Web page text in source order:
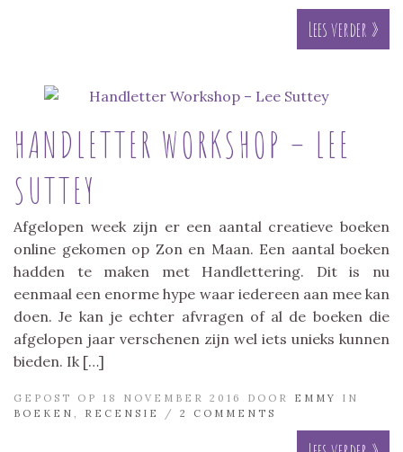
Lees verder »
HANDLETTER WORKSHOP – LEE
SUTTEY
Afgelopen week zijn er een aantal creatieve boeken
online gekomen op Zon en Maan. Een aantal boeken
hadden te maken met Handlettering. Dit is nu
eenmaal een enorme hype waar iedereen aan mee kan
doen. Je kan je echter afvragen of al de boeken die
afgelopen jaar verschenen zijn wel iets unieks kunnen
bieden. Ik […]
GEPOST OP 18 NOVEMBER 2016 DOOR EMMY
IN
BOEKEN
RECENSIE / 2 COMMENTS